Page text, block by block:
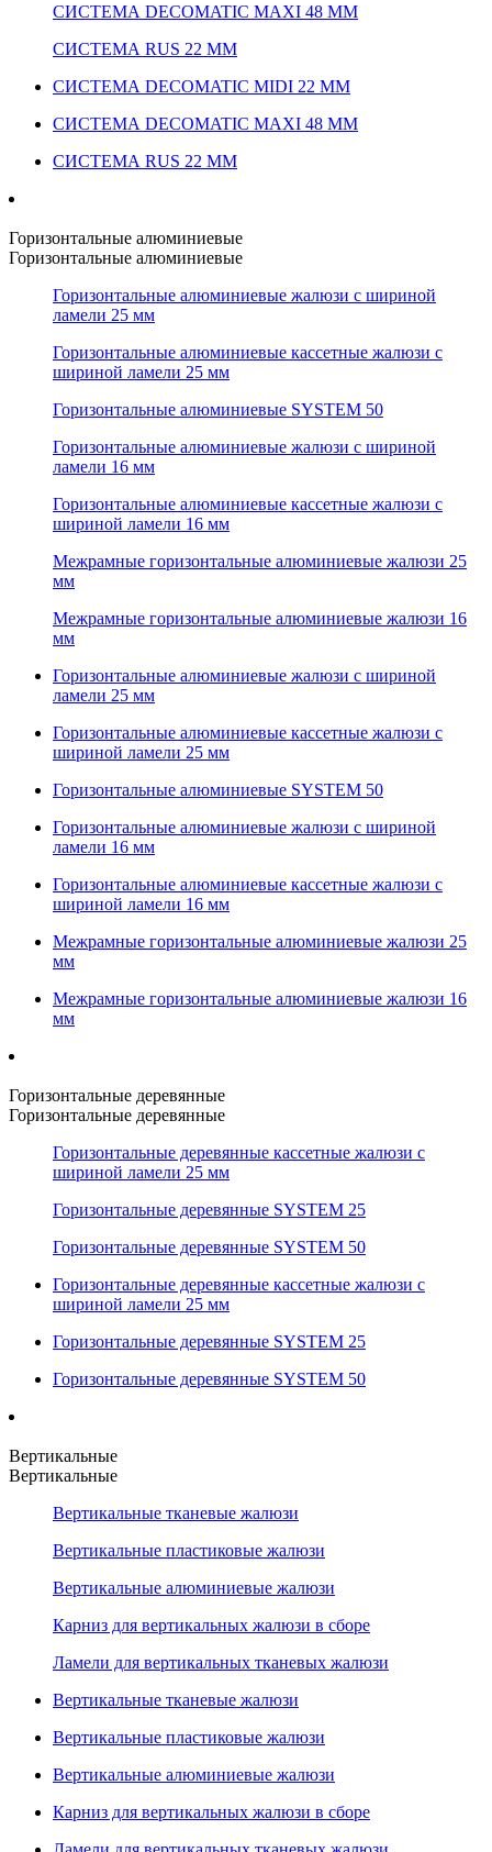
СИСТЕМА DECOMATIC MAXI 48 ММ
СИСТЕМА RUS 22 ММ
СИСТЕМА DECOMATIC MIDI 22 ММ
СИСТЕМА DECOMATIC MAXI 48 ММ
СИСТЕМА RUS 22 ММ
Горизонтальные алюминиевые
Горизонтальные алюминиевые
Горизонтальные алюминиевые жалюзи с шириной
ламели 25 мм
Горизонтальные алюминиевые кассетные жалюзи с
шириной ламели 25 мм
Горизонтальные алюминиевые SYSTEM 50
Горизонтальные алюминиевые жалюзи с шириной
ламели 16 мм
Горизонтальные алюминиевые кассетные жалюзи с
шириной ламели 16 мм
Межрамные горизонтальные алюминиевые жалюзи 25
мм
Межрамные горизонтальные алюминиевые жалюзи 16
мм
Горизонтальные алюминиевые жалюзи с шириной
ламели 25 мм
Горизонтальные алюминиевые кассетные жалюзи с
шириной ламели 25 мм
Горизонтальные алюминиевые SYSTEM 50
Горизонтальные алюминиевые жалюзи с шириной
ламели 16 мм
Горизонтальные алюминиевые кассетные жалюзи с
шириной ламели 16 мм
Межрамные горизонтальные алюминиевые жалюзи 25
мм
Межрамные горизонтальные алюминиевые жалюзи 16
мм
Горизонтальные деревянные
Горизонтальные деревянные
Горизонтальные деревянные кассетные жалюзи с
шириной ламели 25 мм
Горизонтальные деревянные SYSTEM 25
Горизонтальные деревянные SYSTEM 50
Горизонтальные деревянные кассетные жалюзи с
шириной ламели 25 мм
Горизонтальные деревянные SYSTEM 25
Горизонтальные деревянные SYSTEM 50
Вертикальные
Вертикальные
Вертикальные тканевые жалюзи
Вертикальные пластиковые жалюзи
Вертикальные алюминиевые жалюзи
Карниз для вертикальных жалюзи в сборе
Ламели для вертикальных тканевых жалюзи
Вертикальные тканевые жалюзи
Вертикальные пластиковые жалюзи
Вертикальные алюминиевые жалюзи
Карниз для вертикальных жалюзи в сборе